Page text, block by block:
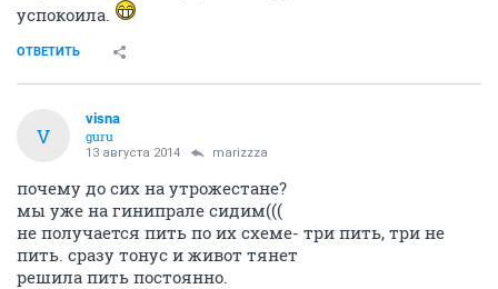
успокоила.
ОТВЕТИТЬ
V
visna
guru
13 августа 2014 marizzza
почему до сих на утрожестане?
мы уже на гинипрале сидим(((
не получается пить по их схеме- три пить, три не
пить. сразу тонус и живот тянет
решила пить постоянно.